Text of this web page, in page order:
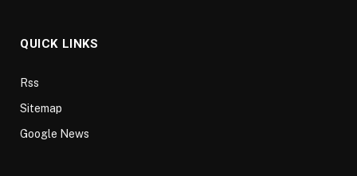
QUICK LINKS
Rss
Sitemap
Google News